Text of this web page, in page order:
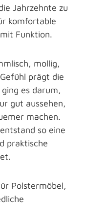
Jahrzehnte zu
komfortable
Funktion.
mollig,
prägt die
es darum,
gut aussehen,
machen.
so eine
praktische
Polstermöbel,